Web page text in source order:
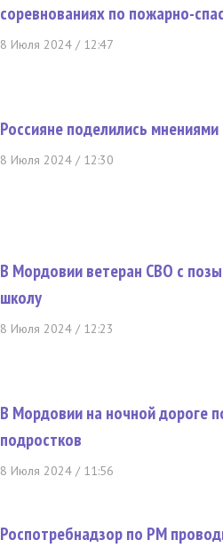
соревнованиях по пожарно-
8 Июля 2024 / 12:47
Россияне поделились
8 Июля 2024 / 12:30
В Мордовии ветеран СВО с
школу
8 Июля 2024 / 12:23
В Мордовии на ночной дороге
подростков
8 Июля 2024 / 11:56
Роспотребнадзор по РМ